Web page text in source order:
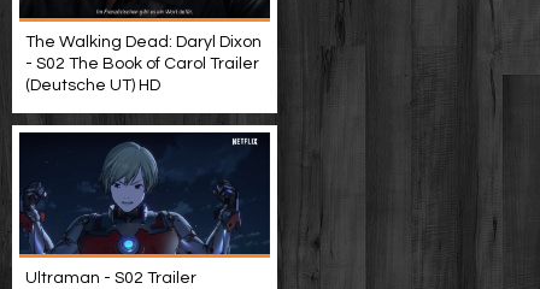
The Walking Dead: Daryl Dixon
- S02 The Book of Carol Trailer
(Deutsche UT) HD
Ultraman - S02 Trailer